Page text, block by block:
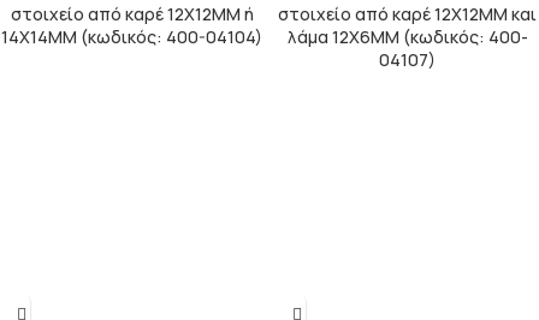
στοιχείο από καρέ 12Χ12ΜΜ ή
14Χ14ΜΜ (κωδικός: 400-04104)
στοιχείο από καρέ 12Χ12ΜΜ και
λάμα 12Χ6ΜΜ (κωδικός: 400-
04107)